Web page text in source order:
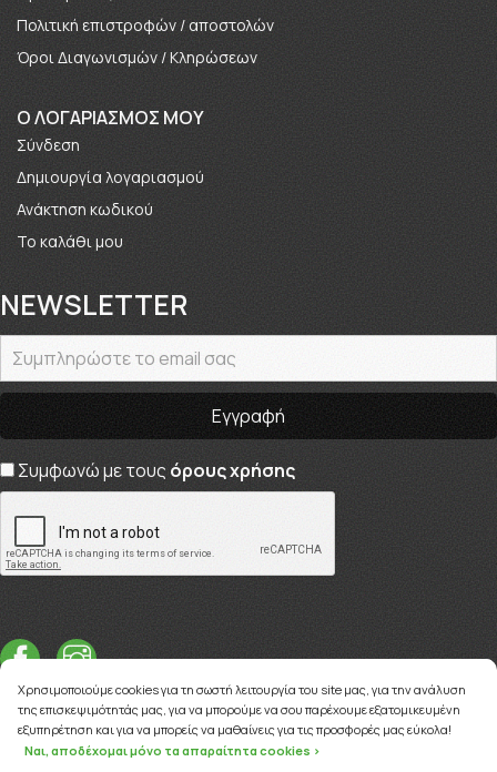
Πολιτική επιστροφών / αποστολών
Όροι Διαγωνισμών / Κληρώσεων
O ΛΟΓΑΡΙΑΣΜΟΣ ΜΟΥ
Σύνδεση
Δημιουργία λογαριασμού
Ανάκτηση κωδικού
Το καλάθι μου
NEWSLETTER
Συμφωνώ με τους όρους χρήσης
Χρησιμοποιούμε cookies για τη σωστή λειτουργία του site μας, για την ανάλυση
της επισκεψιμότητάς μας, για να μπορούμε να σου παρέχουμε εξατομικευμένη
εξυπηρέτηση και για να μπορείς να μαθαίνεις για τις προσφορές μας εύκολα!
Ναι, αποδέχομαι μόνο τα απαραίτητα cookies >